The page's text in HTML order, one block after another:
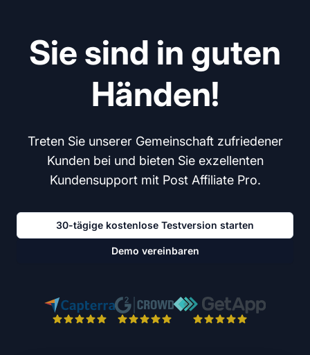
Sie sind in guten
Händen!
Treten Sie unserer Gemeinschaft zufriedener
Kunden bei und bieten Sie exzellenten
Kundensupport mit Post Affiliate Pro.
30-tägige kostenlose Testversion starten
Demo vereinbaren